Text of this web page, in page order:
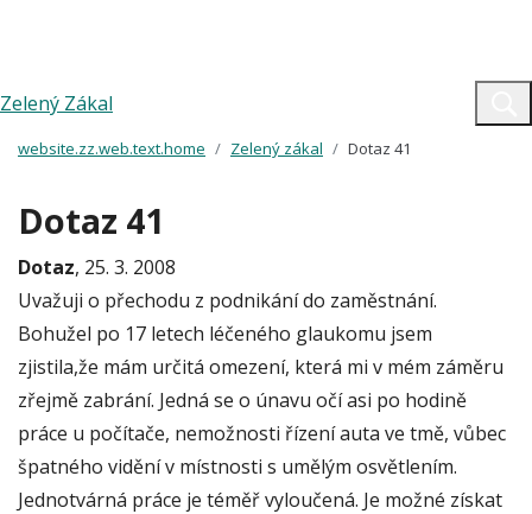
Zelený Zákal
website.zz.web.text.home Zelený zákal Dotaz 41
Dotaz 41
Dotaz, 25. 3. 2008
Uvažuji o přechodu z podnikání do zaměstnání.
Bohužel po 17 letech léčeného glaukomu jsem
zjistila,že mám určitá omezení, která mi v mém záměru
zřejmě zabrání. Jedná se o únavu očí asi po hodině
práce u počítače, nemožnosti řízení auta ve tmě, vůbec
špatného vidění v místnosti s umělým osvětlením.
Jednotvárná práce je téměř vyloučená. Je možné získat